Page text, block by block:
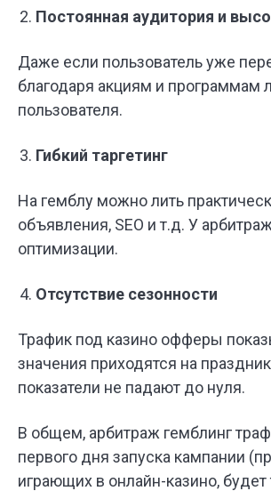
Постоянная аудитория и
Даже если пользователь уже
благодаря акциям и программам
пользователя.
Гибкий таргетинг
На гемблу можно лить
объявления, SEO и т.д. У
оптимизации.
Отсутствие сезонности
Трафик под казино офферы
значения приходятся на
показатели не падают до нуля.
В общем, арбитраж гемблинг
первого дня запуска кампании
играющих в онлайн-казино,